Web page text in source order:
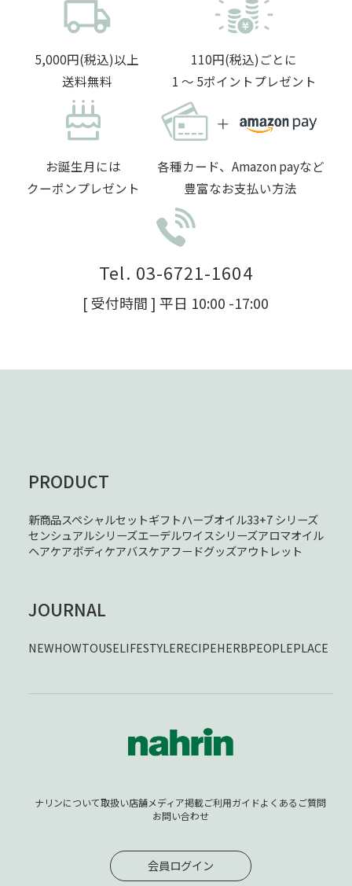
5,000円(税込)以上
送料無料
110円(税込)ごとに
1 〜 5ポイントプレゼント
お誕生月には
クーポンプレゼント
各種カード、Amazon payなど
豊富なお支払い方法
Tel. 03-6721-1604
[ 受付時間 ] 平日 10:00 -17:00
PRODUCT
新商品スペシャルセットギフトハーブオイル33+7 シリーズ
センシュアルシリーズエーデルワイスシリーズアロマオイル
ヘアケアボディケアバスケアフードグッズアウトレット
JOURNAL
NEWHOWTOUSELIFESTYLERECIPEHERBPEOPLEPLACE
ナリンについて取扱い店舗メディア掲載ご利用ガイドよくあるご質問
お問い合わせ
会員ログイン